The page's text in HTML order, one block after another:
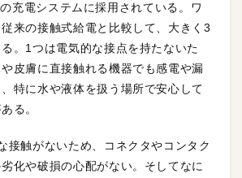
充電システムに採用されている。ワ
来の接触式給電と比較して、大きく3
。1つは電気的な接点を持たないた
皮膚に直接触れる機器でも感電や漏
特に水や液体を扱う場所で安心して
る。
接触がないため、コネクタやコンタク
化や破損の心配がない。そしてなに